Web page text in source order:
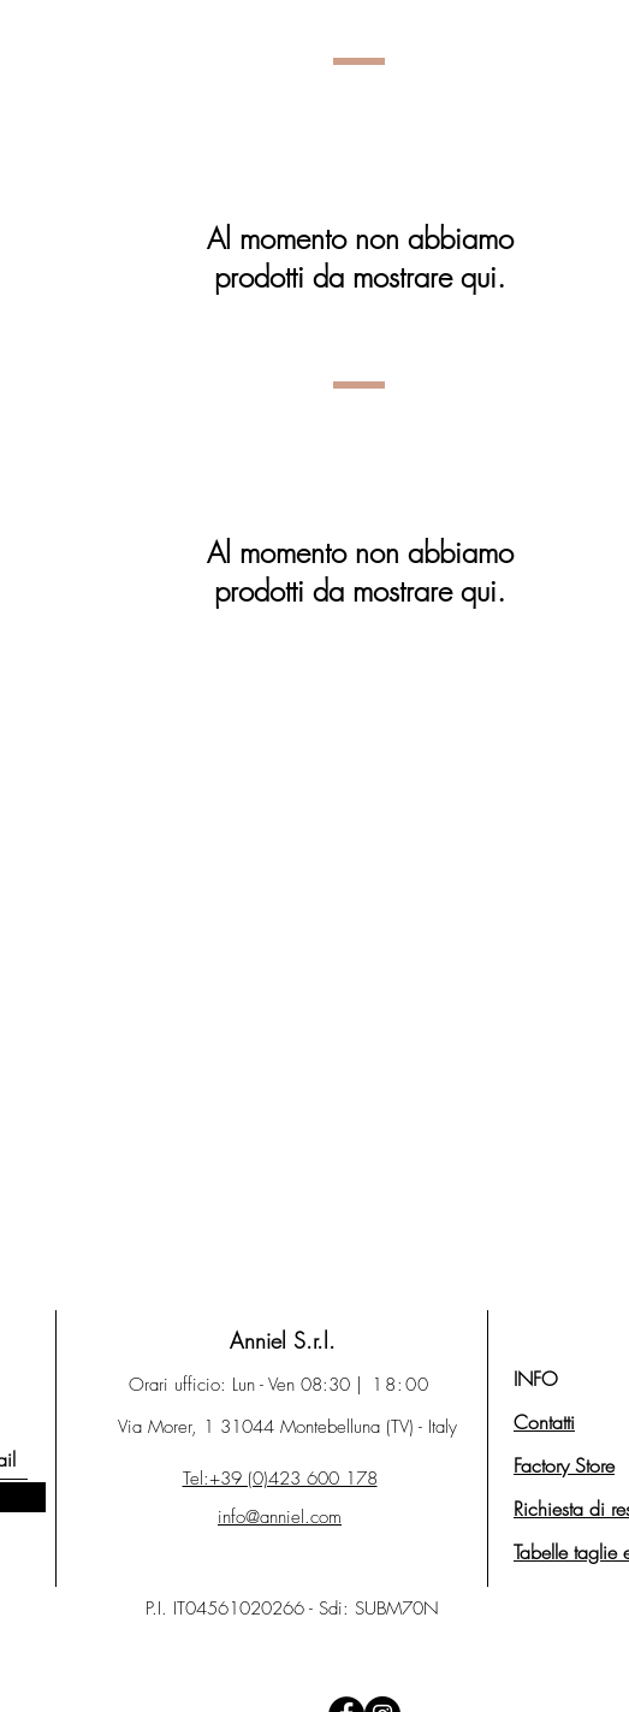
Al momento non abbiamo
prodotti da mostrare qui.
Al momento non abbiamo
prodotti da mostrare qui.
Anniel S.r.l.
Orari ufficio: Lun - Ven 08:30
| 18:00
Via Morer, 1 31044 Montebelluna (TV) - Italy
Tel:+39 (0)423 600 178
info@anniel.com
INFO
Contatti
Factory Store
Richiesta di
Tabelle taglie
P.I. IT04561020266 - Sdi: SUBM70N